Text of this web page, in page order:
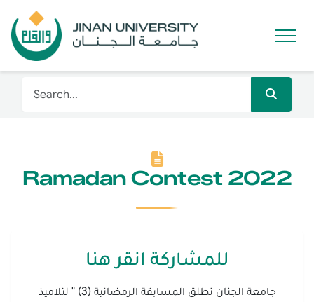
Ramadan Contest 2022
للمشاركة انقر هنا
جامعة الجنان تطلق المسابقة الرمضانية (3) " لتلاميذ